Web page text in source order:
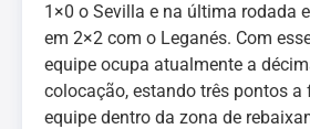
1×0 o Sevilla e na última rodada
em 2×2 com o Leganés. Com
equipe ocupa atualmente a
colocação, estando três pontos a
equipe dentro da zona de